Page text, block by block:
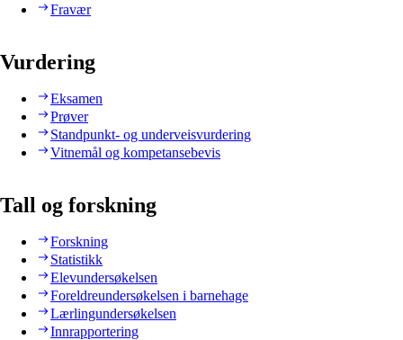
Fravær
Vurdering
Eksamen
Prøver
Standpunkt- og underveisvurdering
Vitnemål og kompetansebevis
Tall og forskning
Forskning
Statistikk
Elevundersøkelsen
Foreldreundersøkelsen i barnehage
Lærlingundersøkelsen
Innrapportering